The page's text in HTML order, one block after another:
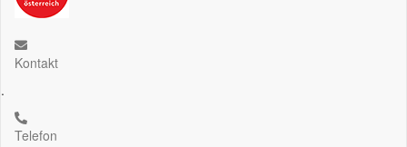
Kontakt
.
Telefon